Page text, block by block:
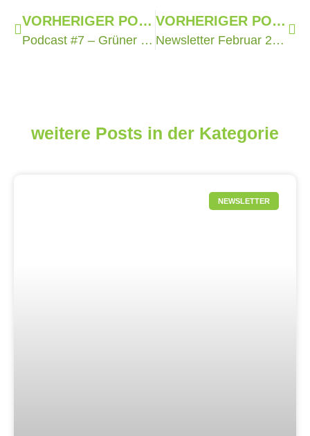
VORHERIGER POST
Podcast #7 – Grüner Strom self-made: Solarstrom vom Universitätsdach fördert Bildung und Energiewende
VORHERIGER POST
Newsletter Februar 2022 erschienen
weitere Posts in der Kategorie
NEWSLETTER